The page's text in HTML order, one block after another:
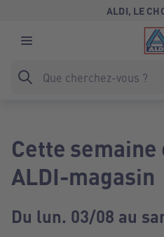
ALDI, LE
Cette semaine
ALDI-magasin
Du lun. 03/08 au